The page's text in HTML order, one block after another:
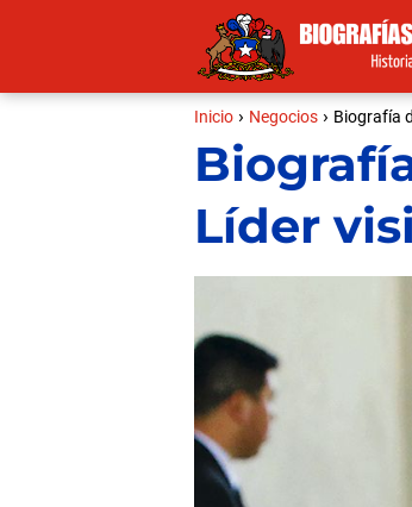
Inicio Negocios Biografía
Líder